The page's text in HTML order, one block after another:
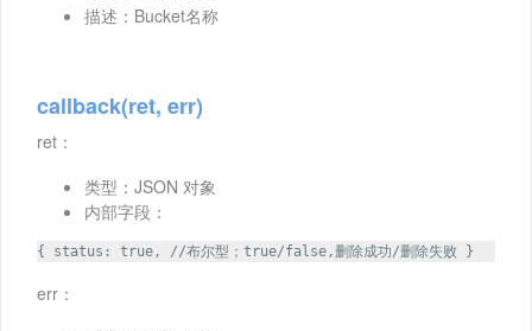
描述：Bucket名称
callback(ret, err)
ret：
类型：JSON 对象
内部字段：
{ status: true, //布尔型；true/false,删除成功/删除失败 }
err：